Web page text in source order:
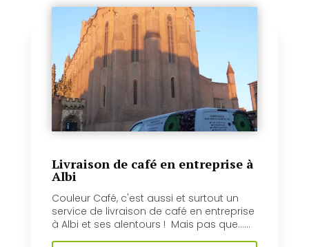
Livraison de café en entreprise à
Albi
Couleur Café, c'est aussi et surtout un
service de livraison de café en entreprise
à Albi et ses alentours ! Mais pas que......